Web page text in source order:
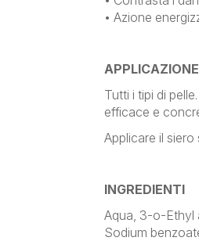
• Azione
APPLICAZIONE
Tutti i tipi di
efficace e
Applicare il
INGREDIENTI
Aqua, 3-o-Ethyl
Sodium